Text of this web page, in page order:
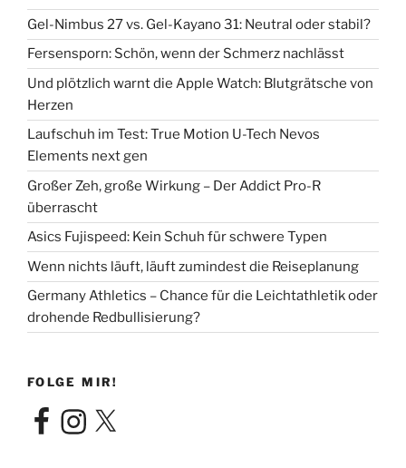
Gel-Nimbus 27 vs. Gel-Kayano 31: Neutral oder stabil?
Fersensporn: Schön, wenn der Schmerz nachlässt
Und plötzlich warnt die Apple Watch: Blutgrätsche von
Herzen
Laufschuh im Test: True Motion U-Tech Nevos
Elements next gen
Großer Zeh, große Wirkung – Der Addict Pro-R
überrascht
Asics Fujispeed: Kein Schuh für schwere Typen
Wenn nichts läuft, läuft zumindest die Reiseplanung
Germany Athletics – Chance für die Leichtathletik oder
drohende Redbullisierung?
FOLGE MIR!
FacebookInstagram
X